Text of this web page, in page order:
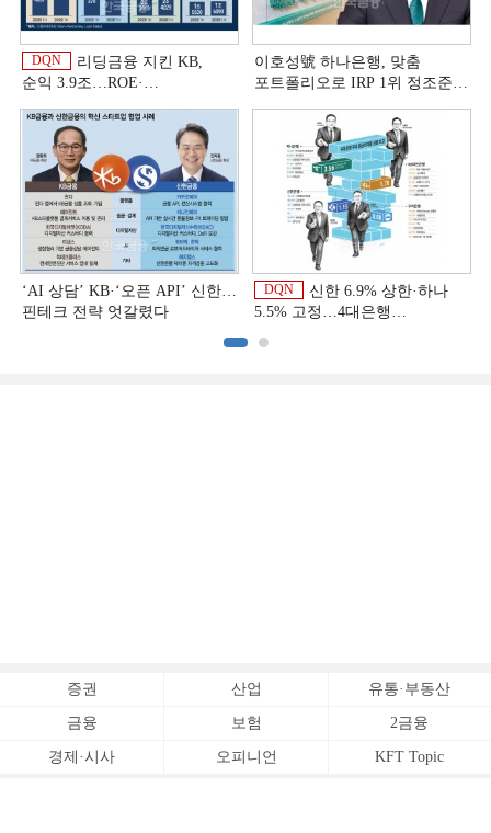
DQN
리딩금융 지킨 KB,
순익 3.9조…ROE·
상반기 금융 리그테이블]
이호성號 하나은행, 맞춤
포트폴리오로 IRP 1위 정조준
‘AI 상담’ KB·‘오픈 API’ 신한…
핀테크 전략 엇갈렸다
DQN
신한 6.9% 상한·하나
5.5% 고정…4대은행
증권 산업 유통·부동산
금융 보험 2금융
경제·시사 오피니언 KFT Topic